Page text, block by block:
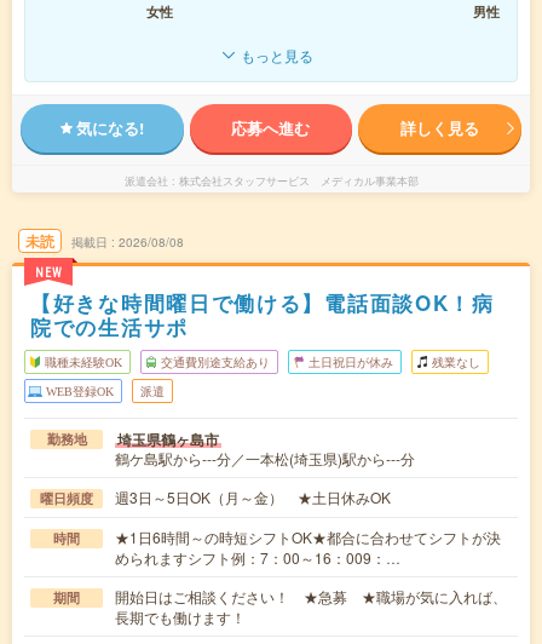
女性
男性
もっと見る
気になる! 応募へ進む 詳しく見る
派遣会社 株式会社スタッフサービス メディカル事業本部
未読
NEW
掲載日 2026/08/08
【好きな時間曜日で働ける】電話面談OK！病
院での生活サポ
職種未経験OK 交通費別途支給あり 土日祝日が休み 残業なし
WEB登録OK 派遣
勤務地 埼玉県鶴ヶ島市
鶴ケ島駅から---分／一本松(埼玉県)駅から---分
曜日頻度 週3日～5日OK（月～金） ★土日休みOK
時間
★1日6時間～の時短シフトOK★都合に合わせてシフトが決
められますシフト例：7：00～16：009：…
期間
開始日はご相談ください！ ★急募 ★職場が気に入れば、
長期でも働けます！